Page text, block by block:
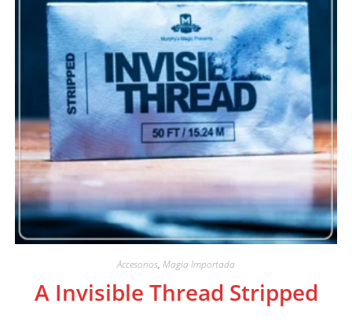
Accesorios, Magia Importada
A Invisible Thread Stripped